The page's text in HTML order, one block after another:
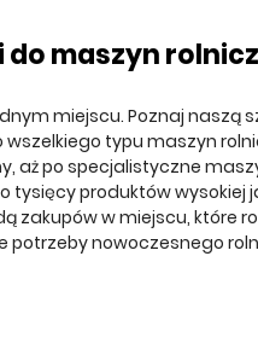
do maszyn
miejscu. Poznaj naszą
typu maszyn
aż po specjalistyczne
produktów wysokiej
zakupów w miejscu, które
potrzeby nowoczesnego